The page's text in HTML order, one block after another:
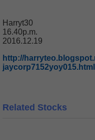
Harryt30
16.40p.m.
2016.12.19
http://
jaycorp7152yoy015.html
Related Stocks